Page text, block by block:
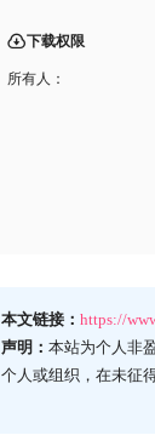
下载权限
所有人：
本文链接： https://
声明： 本站为个人非
个人或组织，在未征